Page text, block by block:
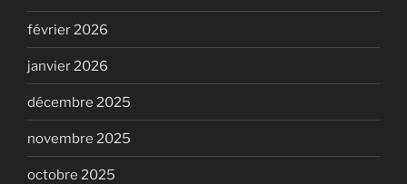
février 2026
janvier 2026
décembre 2025
novembre 2025
octobre 2025